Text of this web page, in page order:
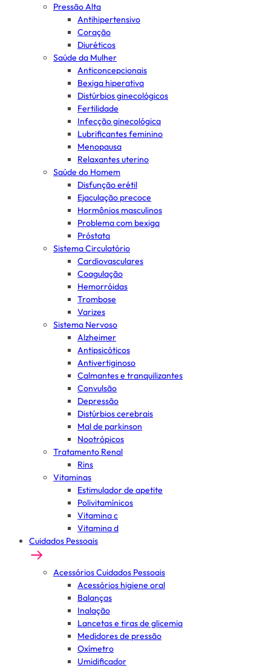
Pressão Alta
Antihipertensivo
Coração
Diuréticos
Saúde da Mulher
Anticoncepcionais
Bexiga hiperativa
Distúrbios ginecológicos
Fertilidade
Infecção ginecológica
Lubrificantes feminino
Menopausa
Relaxantes uterino
Saúde do Homem
Disfunção erétil
Ejaculação precoce
Hormônios masculinos
Problema com bexiga
Próstata
Sistema Circulatório
Cardiovasculares
Coagulação
Hemorróidas
Trombose
Varizes
Sistema Nervoso
Alzheimer
Antipsicóticos
Antivertiginoso
Calmantes e tranquilizantes
Convulsão
Depressão
Distúrbios cerebrais
Mal de parkinson
Nootrópicos
Tratamento Renal
Rins
Vitaminas
Estimulador de apetite
Polivitamínicos
Vitamina c
Vitamina d
Cuidados Pessoais
Acessórios Cuidados Pessoais
Acessórios higiene oral
Balanças
Inalação
Lancetas e tiras de glicemia
Medidores de pressão
Oxímetro
Umidificador